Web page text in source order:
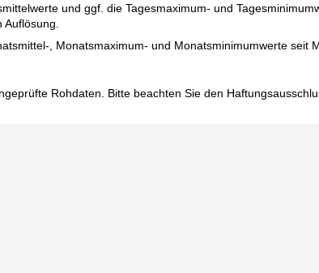
und ggf. die Tagesmaximum- und
Auflösung.
, Monatsmaximum- und Monatsminimumwerte seit
Rohdaten. Bitte beachten Sie den